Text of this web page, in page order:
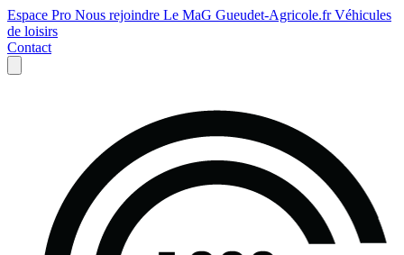
Espace Pro Nous rejoindre Le MaG Gueudet-Agricole.frVéhicules
de loisirs
Contact